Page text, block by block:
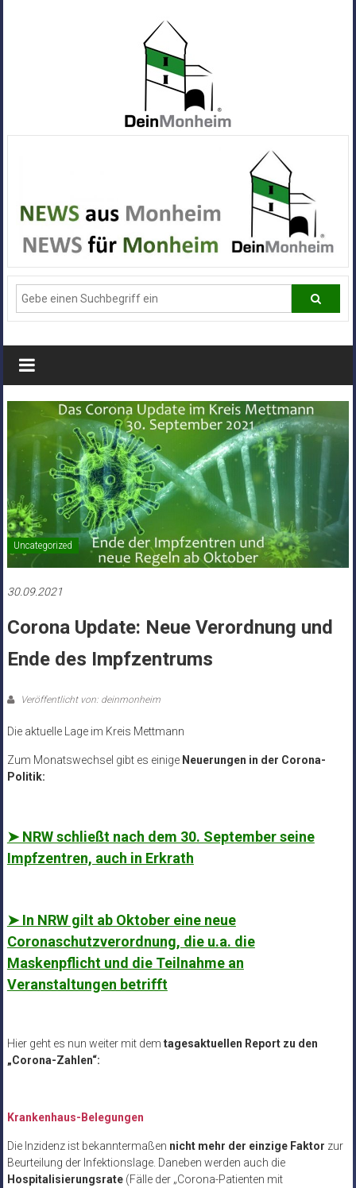
Alle
News
aus
Deiner
Stadt
Monheim
Uncategorized
30.09.2021
Corona Update: Neue Verordnung und
Ende des Impfzentrums
Veröffentlicht von: deinmonheim
Die aktuelle Lage im Kreis Mettmann
Zum Monatswechsel gibt es einige Neuerungen in der Corona-
Politik:
➤ NRW schließt nach dem 30. September seine
Impfzentren, auch in Erkrath
➤ In NRW gilt ab Oktober eine neue
Coronaschutzverordnung, die u.a. die
Maskenpflicht und die Teilnahme an
Veranstaltungen betrifft
Hier geht es nun weiter mit dem tagesaktuellen Report zu den
„Corona-Zahlen“:
Krankenhaus-Belegungen
Die Inzidenz ist bekanntermaßen nicht mehr der einzige Faktor zur
Beurteilung der Infektionslage. Daneben werden auch die
Hospitalisierungsrate(Fälle der „Corona-Patienten mit